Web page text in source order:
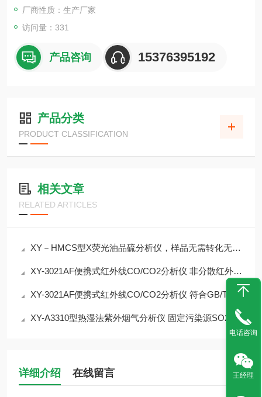
厂商性质：生产厂家
访问量：331
产品咨询 15376395192
产品分类
PRODUCT CLASSIFICATION
相关文章
RELATED ARTICLES
XY－HMCS型X荧光油品硫分析仪，样品无需转化无需化学试剂
XY-3021AF便携式红外线CO/CO2分析仪 非分散红外 公共场所检测
XY-3021AF便携式红外线CO/CO2分析仪 符合GB/T18204.2-2014标准
XY-A3310型热湿法紫外烟气分析仪 固定污染源SO2/NOx检测介绍
详细介绍 在线留言
电话咨询
王经理